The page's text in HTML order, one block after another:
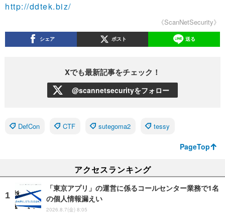
http://ddtek.biz/
《ScanNetSecurity》
シェア ポスト 送る
Xでも最新記事をチェック！
@scannetsecurityをフォロー
DefCon CTF sutegoma2 tessy
PageTop
アクセスランキング
「東京アプリ」の運営に係るコールセンター業務で1名
の個人情報漏えい
2026.8.7(金) 8:05